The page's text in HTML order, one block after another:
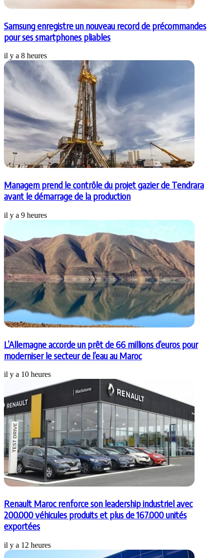
Samsung enregistre un nouveau record de précommandes
pour ses smartphones pliables
il y a 8 heures
Managem prend le contrôle du projet gazier de Tendrara
avant le démarrage de la production
il y a 9 heures
L’Allemagne accorde un prêt de 66 millions d’euros pour
moderniser le secteur de l’eau au Maroc
il y a 10 heures
Renault Maroc renforce son leadership industriel avec
200.000 véhicules produits et plus de 167.000 unités
exportées
il y a 12 heures